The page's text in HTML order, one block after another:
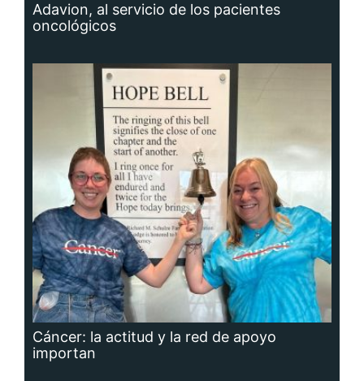
Adavion, al servicio de los pacientes
oncológicos
Cáncer: la actitud y la red de apoyo
importan